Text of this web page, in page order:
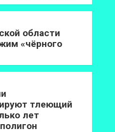
области
«чёрного
тлеющий
лет